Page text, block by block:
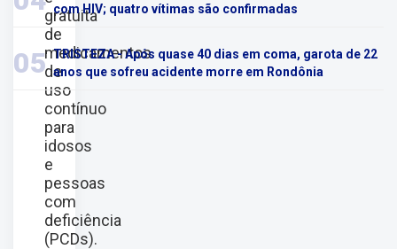
gratuita
de
medicamentos
de
uso
contínuo
para
idosos
e
pessoas
com
deficiência
(PCDs).
com HIV; quatro vítimas são confirmadas
05 TRISTEZA - Após quase 40 dias em coma, garota de 22
anos que sofreu acidente morre em Rondônia